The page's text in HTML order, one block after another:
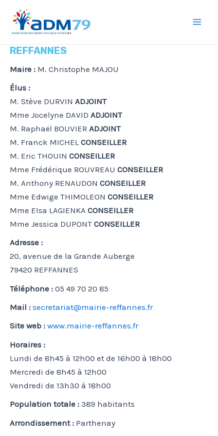
contenu
REFFANNES
Maire : M. Christophe MAJOU
Élus :
M. Stève DURVIN ADJOINT
Mme Jocelyne DAVID ADJOINT
M. Raphaël BOUVIER ADJOINT
M. Franck MICHEL CONSEILLER
M. Eric THOUIN CONSEILLER
Mme Frédérique ROUVREAU CONSEILLER
M. Anthony RENAUDON CONSEILLER
Mme Edwige THIMOLEON CONSEILLER
Mme Elsa LAGIENKA CONSEILLER
Mme Jessica DUPONT CONSEILLER
Adresse :
20, avenue de la Grande Auberge
79420 REFFANNES
Téléphone : 05 49 70 20 85
Mail : secretariat@mairie-reffannes.fr
Site web : www.mairie-reffannes.fr
Horaires :
Lundi de 8h45 à 12h00 et de 16h00 à 18h00
Mercredi de 8h45 à 12h00
Vendredi de 13h30 à 18h00
Population totale : 389 habitants
Arrondissement : Parthenay